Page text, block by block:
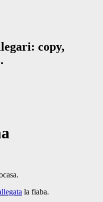
copy,
la fiaba.